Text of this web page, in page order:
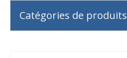
Catégories de produits